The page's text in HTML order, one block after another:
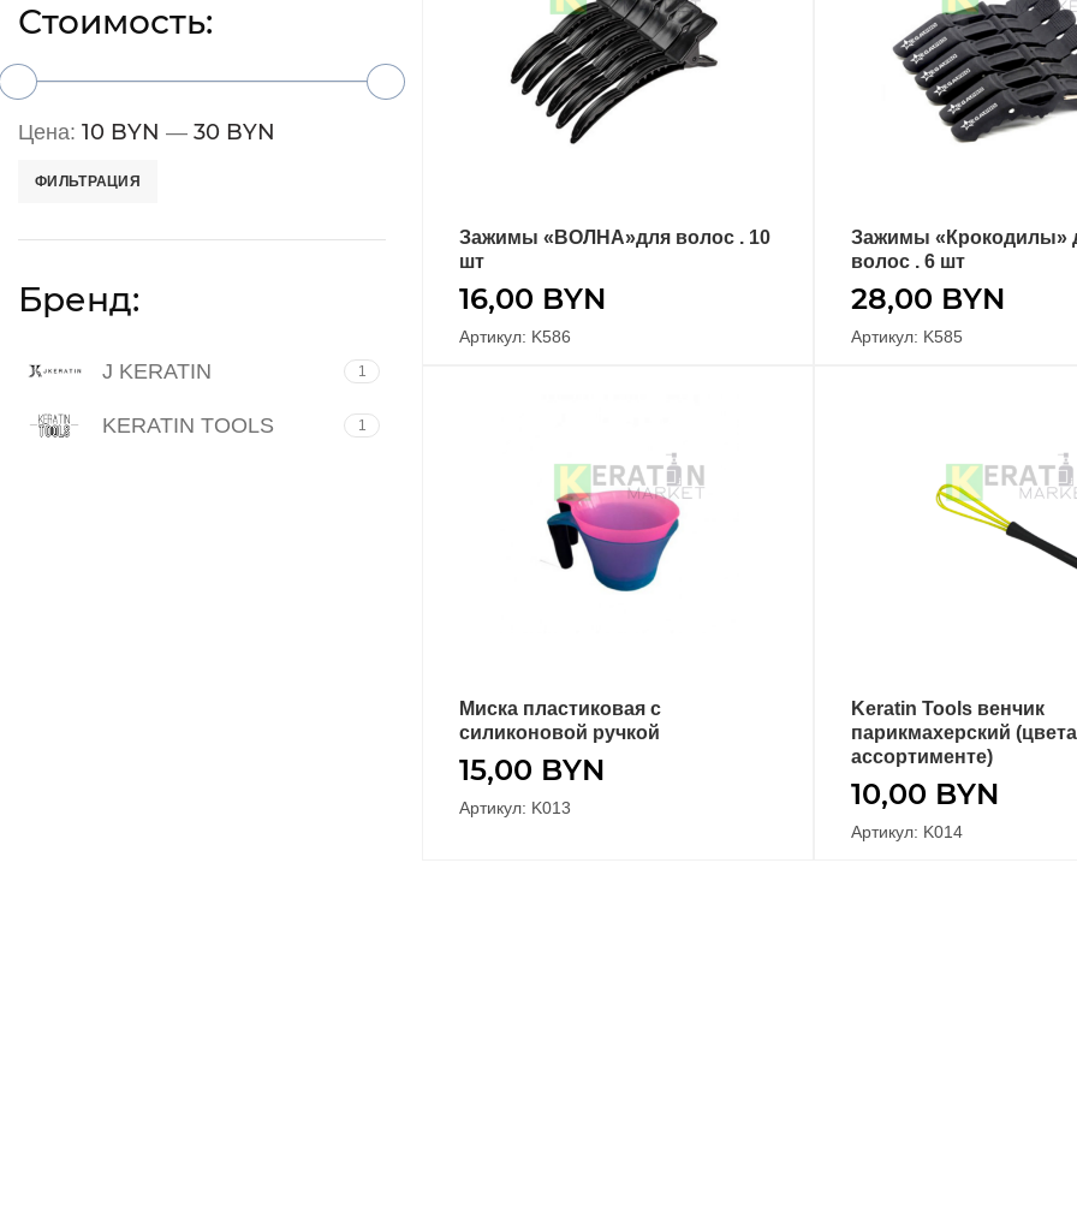
Стоимость:
ФИЛЬТРАЦИЯ
Цена: 10 BYN — 30 BYN
Бренд:
J KERATIN 1
KERATIN TOOLS 1
В КОРЗИНУ
Зажимы «ВОЛНА»для волос . 10
шт
16,00 BYN
Артикул: K586
В КОРЗИНУ
Зажимы «Крокодилы»
волос . 6 шт
28,00 BYN
Артикул: K585
ВЫБЕРИТЕ ПАРАМЕТРЫ
Миска пластиковая с
силиконовой ручкой
15,00 BYN
Артикул: K013
В КОРЗИНУ
Keratin Tools венчик
парикмахерский
ассортименте)
10,00 BYN
Артикул: K014